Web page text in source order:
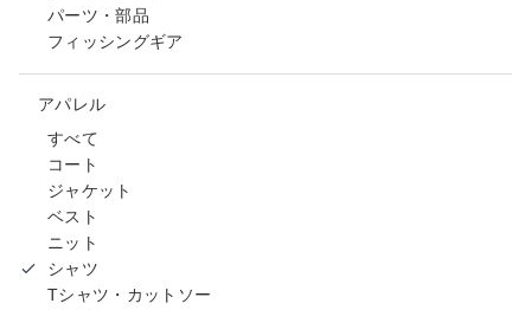
パーツ・部品
フィッシングギア
アパレル
すべて
コート
ジャケット
ベスト
ニット
シャツ
Tシャツ・カットソー